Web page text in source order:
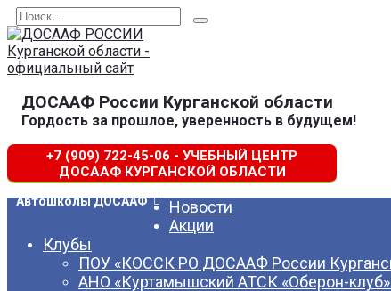
Перейти
к
содержанию
Search
for:
ДОСААФ России Курганской области
Гордость за прошлое, уверенность в будущем!
+7 (909) 722-45-06 - УЧЕБНЫЙ ЦЕНТР
ДОСААФ КУРГАНСКОЙ ОБЛАСТИ
Автошколы ДОСААФ
Новости
Акции
Клубы
ПОУ «КОССК РО ДОСААФ России
АНО «Куртамышский АТСК «Оберон-